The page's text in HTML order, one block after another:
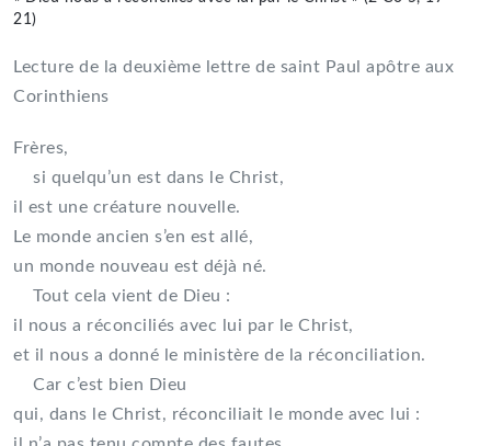
21)
Lecture de la deuxième lettre de saint Paul apôtre aux
Corinthiens
Frères,
si quelqu’un est dans le Christ,
il est une créature nouvelle.
Le monde ancien s’en est allé,
un monde nouveau est déjà né.
Tout cela vient de Dieu :
il nous a réconciliés avec lui par le Christ,
et il nous a donné le ministère de la réconciliation.
Car c’est bien Dieu
qui, dans le Christ, réconciliait le monde avec lui :